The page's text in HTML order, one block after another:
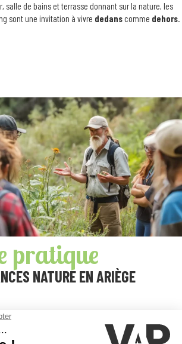
salle de bains et terrasse donnant sur la nature, les
sont une invitation à vivre dedanscomme dehors.
pratique
NATURE EN ARIÈGE
nature en Ariège : activités, randonnées et